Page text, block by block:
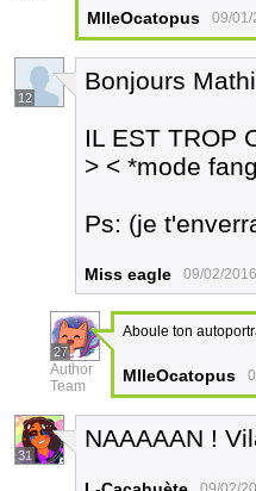
MlleOcatopus 09/01/
12
Bonjours
IL EST TROP
> < *mode
Ps: (je
Miss eagle 09/02/
27
Author
Team
Aboule ton
MlleOcatopus
31
NAAAAAN !